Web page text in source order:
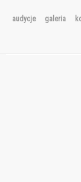
audycje galeria